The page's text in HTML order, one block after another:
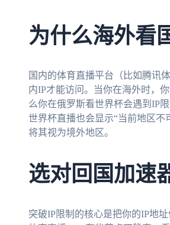
为什么海外看
国内的体育直播平台（比如腾讯
内IP才能访问。当你在海外时，
么你在俄罗斯看世界杯会遇到IP
世界杯直播也会显示“当前地区
将其视为境外地区。
选对回国加速
突破IP限制的核心是把你的IP地